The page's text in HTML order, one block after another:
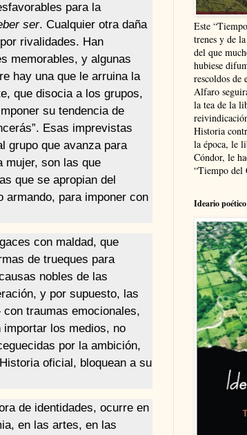
para la
ser. Cualquier otra daña
rivalidades. Han
memorables, y algunas
hay una que le arruina la
que disocia a los grupos,
su tendencia de
Esas imprevistas
grupo que avanza para
mujer, son las que
que se apropian del
armando, para imponer con
con maldad, que
de trueques para
nobles de las
y por supuesto, las
traumas emocionales,
importar los medios, no
por la ambición,
oficial, bloquean a su
de identidades, ocurre en
en las artes, en las
Este
trenes y de
del que
hubiese
rescoldos de
Alfaro
la tea de la
Historia
la época, le
Cóndor, le
“Tiempo del
Ideario poético